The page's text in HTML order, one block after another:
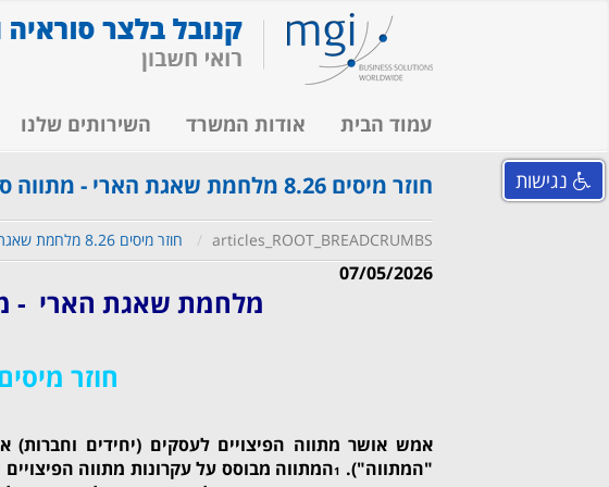
עמוד הבית אודות המשרד השירותים שלנו
חוזר מיסים 8.26 מלחמת שאגת הארי - מתווה סיוע לעסקים
articles_ROOT_BREADCRUMBS חוזר מיסים 8.26 מלחמת שאגת הארי - מתווה סיוע לעסקים
07/05/2026
מלחמת שאגת הארי -
חוזר מיסים
אמש אושר מתווה הפיצויים לעסקים (יחידים
"המתווה"). 1המתווה מבוסס על עקרונות מתווה
נגישות